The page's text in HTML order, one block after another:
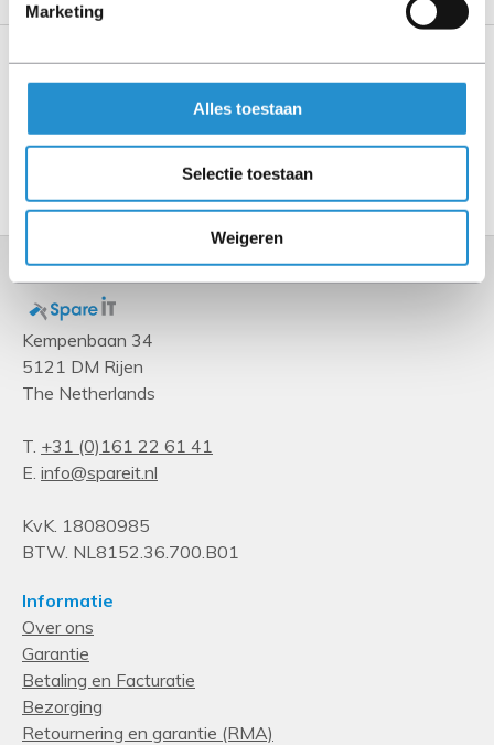
Marketing
Alles toestaan
Selectie toestaan
Weigeren
Specificaties
Kempenbaan 34
5121 DM Rijen
The Netherlands
T. +31 (0)161 22 61 41
E. info@spareit.nl
KvK. 18080985
BTW. NL8152.36.700.B01
Informatie
Over ons
Garantie
Betaling en Facturatie
Bezorging
Retournering en garantie (RMA)